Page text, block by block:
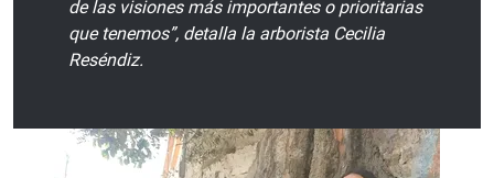
de las visiones más importantes o prioritarias
que tenemos”, detalla la arborista Cecilia
Reséndiz.